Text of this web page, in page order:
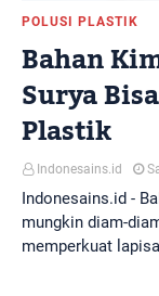
POLUSI PLASTIK
Bahan
Surya
Plastik
Indonesains.id
Indonesains.id -
mungkin diam-
memperkuat